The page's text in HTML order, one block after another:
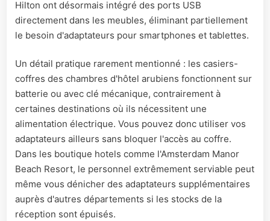
Hilton ont désormais intégré des ports USB
directement dans les meubles, éliminant partiellement
le besoin d'adaptateurs pour smartphones et tablettes.
Un détail pratique rarement mentionné : les casiers-
coffres des chambres d'hôtel arubiens fonctionnent sur
batterie ou avec clé mécanique, contrairement à
certaines destinations où ils nécessitent une
alimentation électrique. Vous pouvez donc utiliser vos
adaptateurs ailleurs sans bloquer l'accès au coffre.
Dans les boutique hotels comme l'Amsterdam Manor
Beach Resort, le personnel extrêmement serviable peut
même vous dénicher des adaptateurs supplémentaires
auprès d'autres départements si les stocks de la
réception sont épuisés.